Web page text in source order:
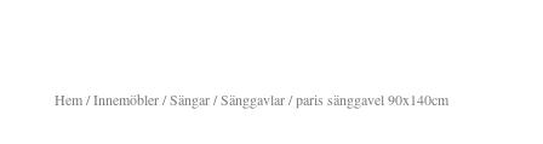
Hem/Innemöbler/Sängar/Sänggavlar/ paris sänggavel 90x140cm